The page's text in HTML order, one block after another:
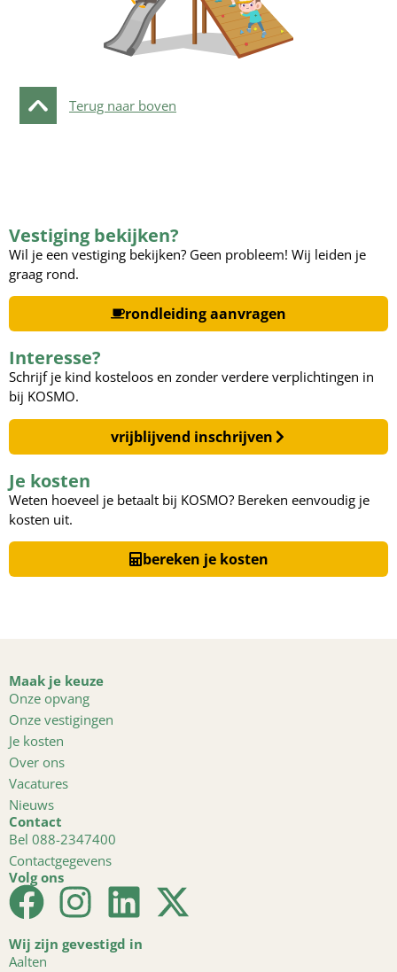
Terug naar boven
Vestiging bekijken?
Wil je een vestiging bekijken? Geen probleem! Wij leiden je
graag rond.
rondleiding aanvragen
Interesse?
Schrijf je kind kosteloos en zonder verdere verplichtingen in
bij KOSMO.
vrijblijvend inschrijven
Je kosten
Weten hoeveel je betaalt bij KOSMO? Bereken eenvoudig je
kosten uit.
bereken je kosten
Maak je keuze
Onze opvang
Onze vestigingen
Je kosten
Over ons
Vacatures
Nieuws
Contact
Bel 088-2347400
Contactgegevens
Volg ons
Wij zijn gevestigd in
Aalten